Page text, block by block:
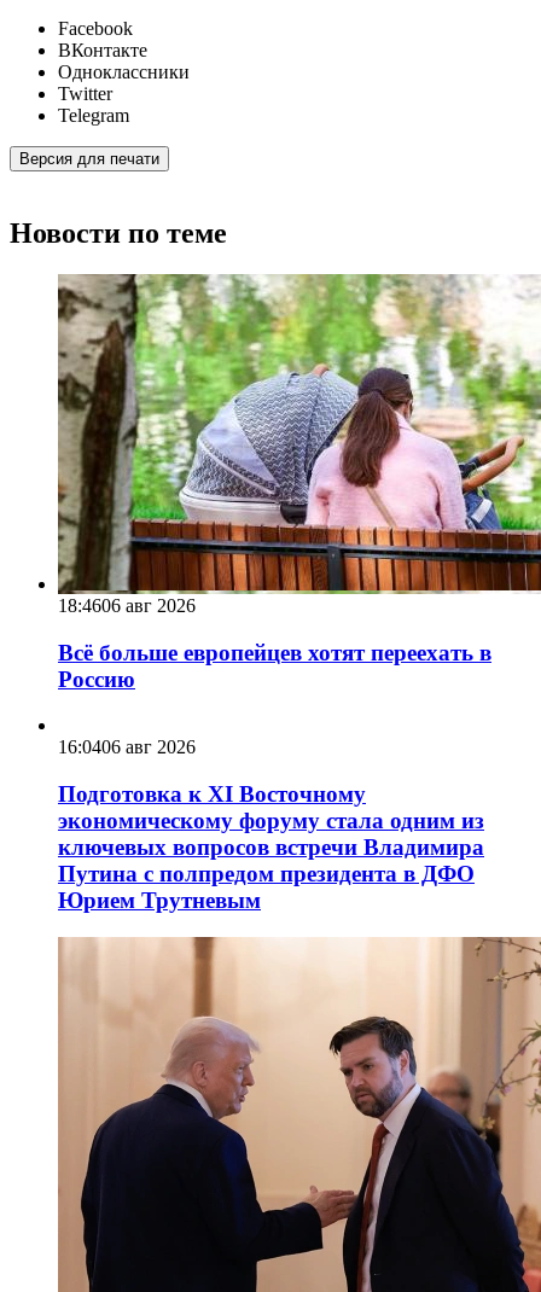
Facebook
ВКонтакте
Одноклассники
Twitter
Telegram
Версия для печати
Новости по теме
18:4606 авг 2026
Всё больше европейцев хотят переехать в
Россию
16:0406 авг 2026
Подготовка к XI Восточному
экономическому форуму стала одним из
ключевых вопросов встречи Владимира
Путина с полпредом президента в ДФО
Юрием Трутневым